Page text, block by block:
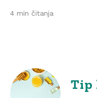
4 min čitanja
Tip